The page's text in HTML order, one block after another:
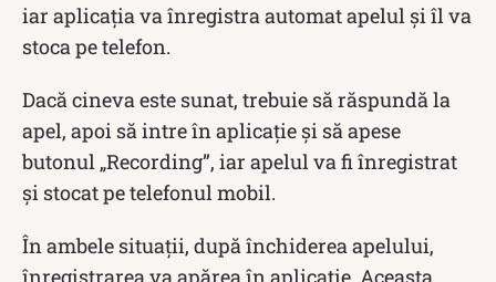
iar aplicația va înregistra automat apelul și îl va
stoca pe telefon.
Dacă cineva este sunat, trebuie să răspundă la
apel, apoi să intre în aplicație și să apese
butonul „Recording”, iar apelul va fi înregistrat
și stocat pe telefonul mobil.
În ambele situații, după închiderea apelului,
înregistrarea va apărea în aplicație. Aceasta